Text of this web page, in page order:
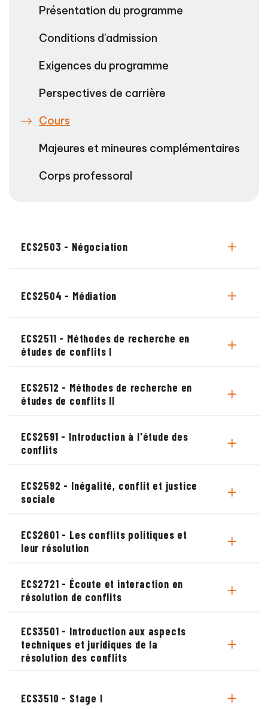
Présentation du programme
Conditions d'admission
Exigences du programme
Perspectives de carrière
Cours
Majeures et mineures complémentaires
Corps professoral
ECS2503 - Négociation
ECS2504 - Médiation
ECS2511 - Méthodes de recherche en
études de conflits I
ECS2512 - Méthodes de recherche en
études de conflits II
ECS2591 - Introduction à l'étude des
conflits
ECS2592 - Inégalité, conflit et justice
sociale
ECS2601 - Les conflits politiques et
leur résolution
ECS2721 - Écoute et interaction en
résolution de conflits
ECS3501 - Introduction aux aspects
techniques et juridiques de la
résolution des conflits
ECS3510 - Stage I